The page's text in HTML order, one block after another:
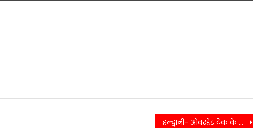
हल्द्वानी- ओवरहेड टैंक के लिए खोदा गया गड्ढा: बरसात का पानी भरने से लोगों की उड़ी नींद, डर से रातभर जागते रहे लोग…..